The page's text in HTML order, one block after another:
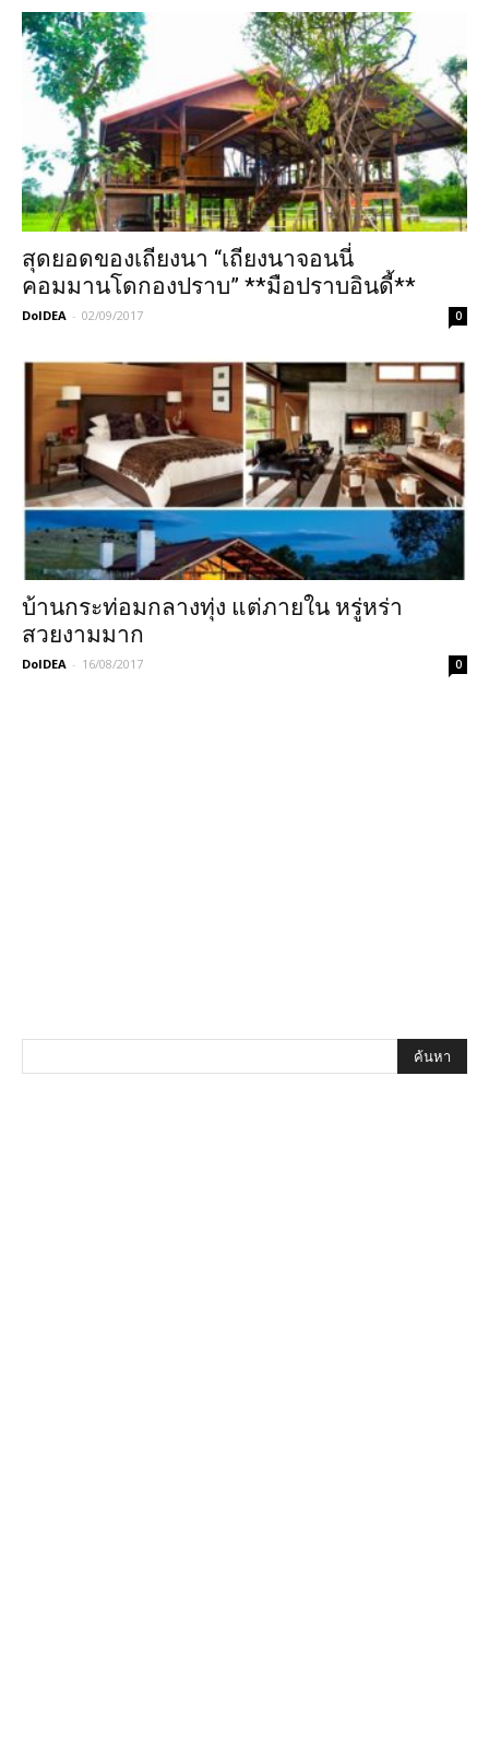
สุดยอดของเถียงนา “เถียงนาจอนนี่
คอมมานโดกองปราบ” **มือปราบอินดี้**
DoIDEA - 02/09/2017 0
บ้านกระท่อมกลางทุ่ง แต่ภายใน หรู่หร่า
สวยงามมาก
DoIDEA - 16/08/2017 0